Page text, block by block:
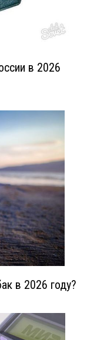
в 2026
в 2026 году?